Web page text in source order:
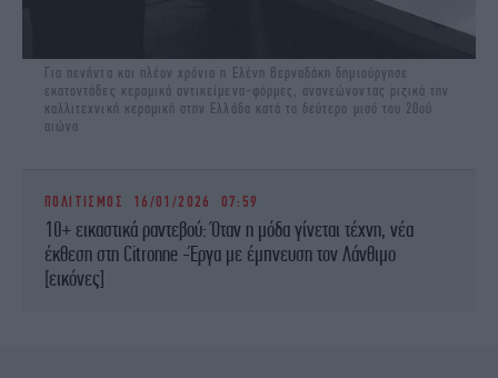
Για πενήντα και πλέον χρόνια η Ελένη Βερναδάκη δημιούργησε
εκατοντάδες κεραμικά αντικείμενα-φόρμες, ανανεώνοντας ριζικά την
καλλιτεχνική κεραμική στην Ελλάδα κατά το δεύτερο μισό του 20ού
αιώνα
ΠΟΛΙΤΙΣΜΟΣ 16/01/2026 07:59
10+ εικαστικά ραντεβού: Όταν η μόδα γίνεται τέχνη, νέα
έκθεση στη Citronne -Έργα με έμπνευση τον Λάνθιμο
[εικόνες]